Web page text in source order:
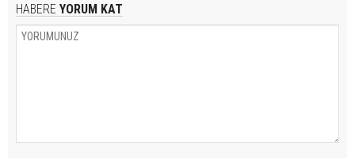
HABERE YORUM KAT